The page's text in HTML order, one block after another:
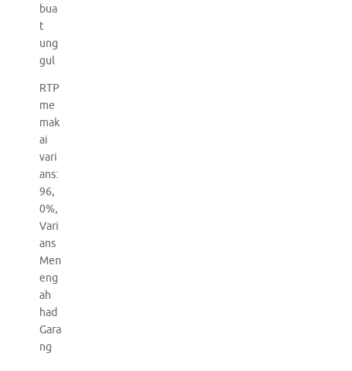
bua
t
ung
gul
RTP
me
mak
ai
vari
ans:
96,
0%,
Vari
ans
Men
eng
ah
had
Gara
ng